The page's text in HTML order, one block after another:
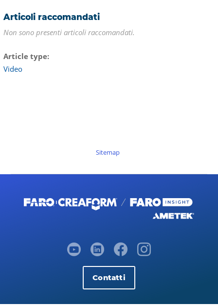
Articoli raccomandati
Non sono presenti articoli raccomandati.
Article type
Video
Sitemap
Contatti